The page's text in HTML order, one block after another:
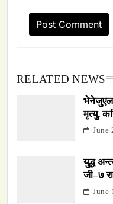
RELATED NEWS
मृत्यु,
June
युद्ध
जी–७
June